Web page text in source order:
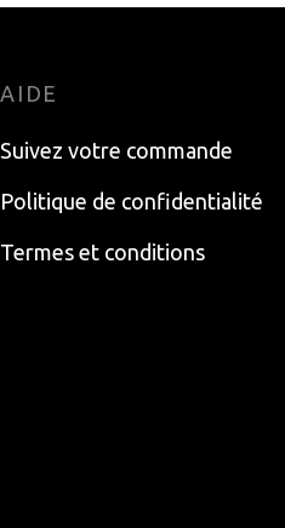
AIDE
Suivez votre commande
Politique de confidentialité
Termes et conditions